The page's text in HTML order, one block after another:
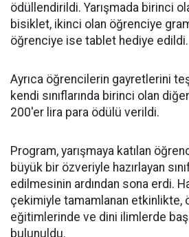
ödüllendirildi. Yarışmada birinci
bisiklet, ikinci olan öğrenciye
öğrenciye ise tablet hediye edildi.
Ayrıca öğrencilerin gayretlerini
kendi sınıflarında birinci olan
200'er lira para ödülü verildi.
Program, yarışmaya katılan
büyük bir özveriyle hazırlayan
edilmesinin ardından sona erdi.
çekimiyle tamamlanan etkinlikte,
eğitimlerinde ve dini ilimlerde
bulunuldu.